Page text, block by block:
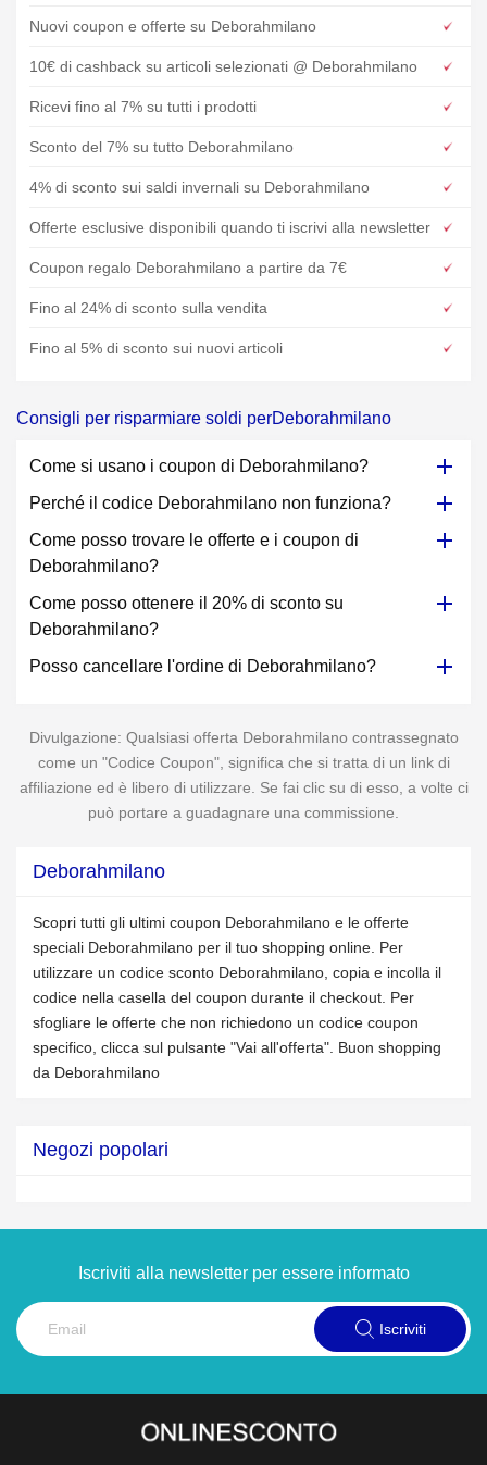
Nuovi coupon e offerte su Deborahmilano
10€ di cashback su articoli selezionati @ Deborahmilano
Ricevi fino al 7% su tutti i prodotti
Sconto del 7% su tutto Deborahmilano
4% di sconto sui saldi invernali su Deborahmilano
Offerte esclusive disponibili quando ti iscrivi alla newsletter
Coupon regalo Deborahmilano a partire da 7€
Fino al 24% di sconto sulla vendita
Fino al 5% di sconto sui nuovi articoli
Consigli per risparmiare soldi perDeborahmilano
Come si usano i coupon di Deborahmilano?
Perché il codice Deborahmilano non funziona?
Come posso trovare le offerte e i coupon di
Deborahmilano?
Come posso ottenere il 20% di sconto su
Deborahmilano?
Posso cancellare l'ordine di Deborahmilano?
Divulgazione: Qualsiasi offerta Deborahmilano contrassegnato
come un "Codice Coupon", significa che si tratta di un link di
affiliazione ed è libero di utilizzare. Se fai clic su di esso, a volte ci
può portare a guadagnare una commissione.
Deborahmilano
Scopri tutti gli ultimi coupon Deborahmilano e le offerte
speciali Deborahmilano per il tuo shopping online. Per
utilizzare un codice sconto Deborahmilano, copia e incolla il
codice nella casella del coupon durante il checkout. Per
sfogliare le offerte che non richiedono un codice coupon
specifico, clicca sul pulsante "Vai all'offerta". Buon shopping
da Deborahmilano
Negozi popolari
Iscriviti alla newsletter per essere informato
Iscriviti